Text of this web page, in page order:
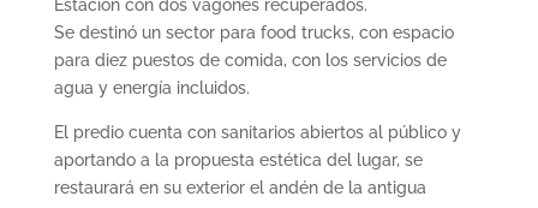
Estación con dos vagones recuperados.
Se destinó un sector para food trucks, con espacio
para diez puestos de comida, con los servicios de
agua y energía incluidos.
El predio cuenta con sanitarios abiertos al público y
aportando a la propuesta estética del lugar, se
restaurará en su exterior el andén de la antigua